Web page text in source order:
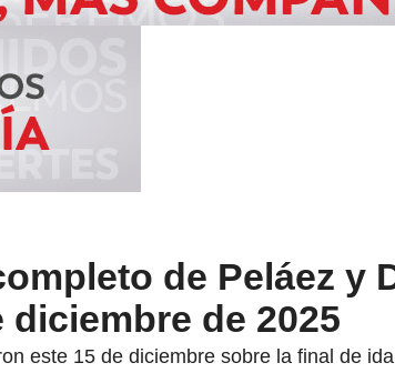
de Peláez y
de 2025
este 15 de diciembre sobre la final de